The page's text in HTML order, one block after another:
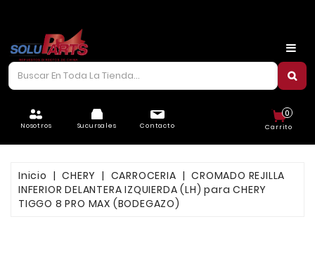
Nosotros Sucursales Contacto Carrito
0
CARROCERÍA
ELÉCTRICO
FRENOS
LUBRICANTES
Inicio CHERY CARROCERIA
CROMADO REJILLA
INFERIOR DELANTERA IZQUIERDA (LH) para CHERY
TIGGO 8 PRO MAX (BODEGAZO)